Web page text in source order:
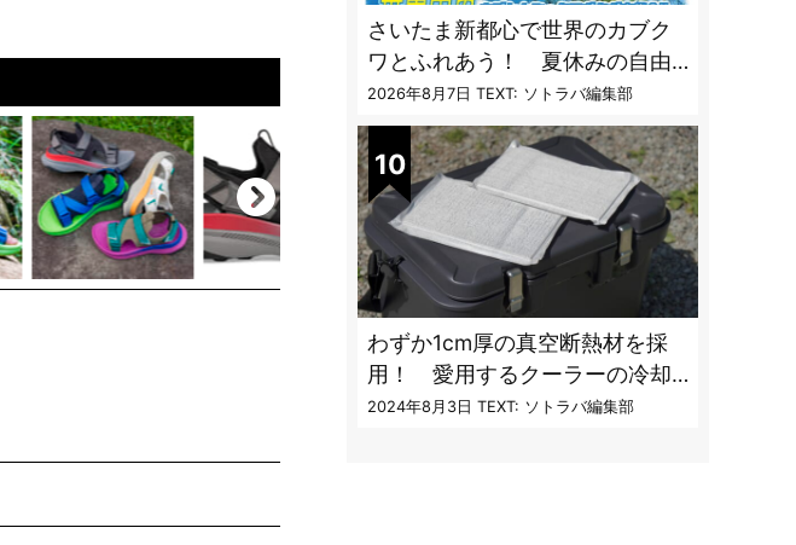
さいたま新都心で世界のカブク
ワとふれあう！ 夏休みの自由
研究にも最適な昆虫イベント
2026年8月7日 TEXT: ソトラバ編集部
わずか1cm厚の真空断熱材を採
用！ 愛用するクーラーの冷却
性能をアプデする極薄断熱パネ
2024年8月3日 TEXT: ソトラバ編集部